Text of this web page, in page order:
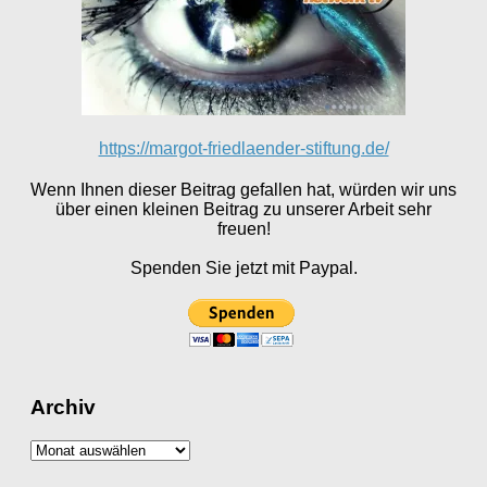
https://margot-friedlaender-stiftung.de/
Wenn Ihnen dieser Beitrag gefallen hat, würden wir uns
über einen kleinen Beitrag zu unserer Arbeit sehr
freuen!
Spenden Sie jetzt mit Paypal.
Archiv
Archiv